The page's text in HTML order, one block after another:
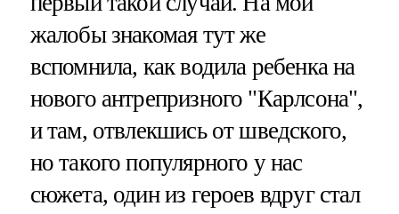
жалобы знакомая тут же
вспомнила, как водила ребенка на
нового антрепризного "Карлсона",
и там, отвлекшись от шведского,
но такого популярного у нас
сюжета, один из героев вдруг стал